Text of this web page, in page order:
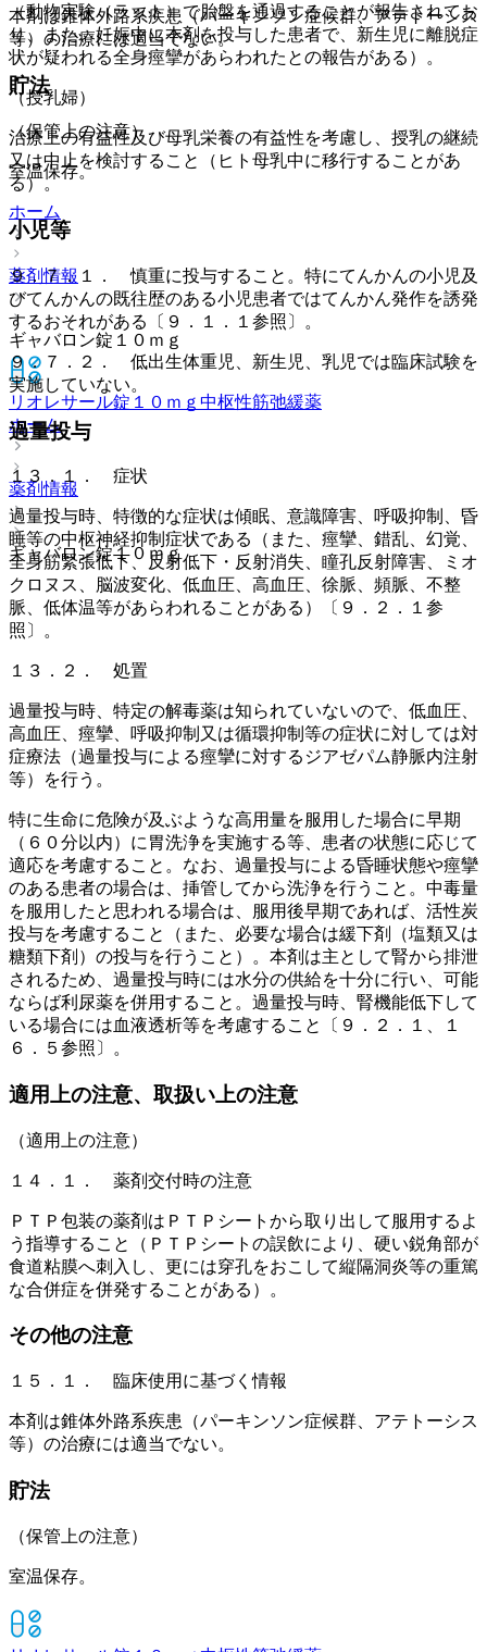
本剤は錐体外路系疾患（パーキンソン症候群、アテトーシス
等）の治療には適当でない。
貯法
（保管上の注意）
室温保存。
ホーム
薬剤情報
ギャバロン錠１０ｍｇ
リオレサール錠１０ｍｇ 中枢性筋弛緩薬
ホーム
薬剤情報
ギャバロン錠１０ｍｇ
（動物実験（ラット）で胎盤を通過することが報告されてお
り、また、妊娠中に本剤を投与した患者で、新生児に離脱症
状が疑われる全身痙攣があらわれたとの報告がある）。
（授乳婦）
治療上の有益性及び母乳栄養の有益性を考慮し、授乳の継続
又は中止を検討すること（ヒト母乳中に移行することがあ
る）。
小児等
９．７．１． 慎重に投与すること。特にてんかんの小児及
びてんかんの既往歴のある小児患者ではてんかん発作を誘発
するおそれがある〔９．１．１参照〕。
９．７．２． 低出生体重児、新生児、乳児では臨床試験を
実施していない。
過量投与
１３．１． 症状
過量投与時、特徴的な症状は傾眠、意識障害、呼吸抑制、昏
睡等の中枢神経抑制症状である（また、痙攣、錯乱、幻覚、
全身筋緊張低下、反射低下・反射消失、瞳孔反射障害、ミオ
クロヌス、脳波変化、低血圧、高血圧、徐脈、頻脈、不整
脈、低体温等があらわれることがある）〔９．２．１参
照〕。
１３．２． 処置
過量投与時、特定の解毒薬は知られていないので、低血圧、
高血圧、痙攣、呼吸抑制又は循環抑制等の症状に対しては対
症療法（過量投与による痙攣に対するジアゼパム静脈内注射
等）を行う。
特に生命に危険が及ぶような高用量を服用した場合に早期
（６０分以内）に胃洗浄を実施する等、患者の状態に応じて
適応を考慮すること。なお、過量投与による昏睡状態や痙攣
のある患者の場合は、挿管してから洗浄を行うこと。中毒量
を服用したと思われる場合は、服用後早期であれば、活性炭
投与を考慮すること（また、必要な場合は緩下剤（塩類又は
糖類下剤）の投与を行うこと）。本剤は主として腎から排泄
されるため、過量投与時には水分の供給を十分に行い、可能
ならば利尿薬を併用すること。過量投与時、腎機能低下して
いる場合には血液透析等を考慮すること〔９．２．１、１
６．５参照〕。
適用上の注意、取扱い上の注意
（適用上の注意）
１４．１． 薬剤交付時の注意
ＰＴＰ包装の薬剤はＰＴＰシートから取り出して服用するよ
う指導すること（ＰＴＰシートの誤飲により、硬い鋭角部が
食道粘膜へ刺入し、更には穿孔をおこして縦隔洞炎等の重篤
な合併症を併発することがある）。
その他の注意
１５．１． 臨床使用に基づく情報
本剤は錐体外路系疾患（パーキンソン症候群、アテトーシス
等）の治療には適当でない。
貯法
（保管上の注意）
室温保存。